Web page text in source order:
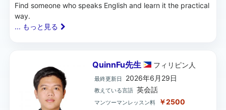
Find someone who speaks English and learn it the practical
way.
... もっと見る
QuinnFu先生 フィリピン 人
最終更新日 2026年6月29日
教えている言語 英会話
マンツーマンレッスン料 ￥2500